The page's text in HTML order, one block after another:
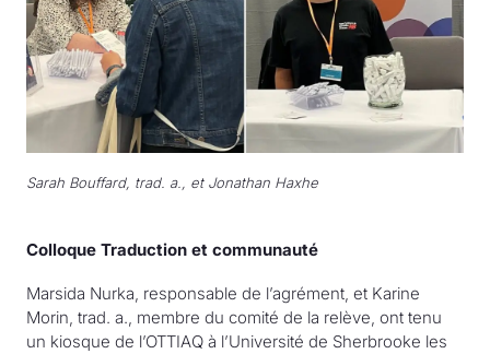
Sarah Bouffard, trad. a., et Jonathan Haxhe
Colloque Traduction et communauté
Marsida Nurka, responsable de l’agrément, et Karine
Morin, trad. a., membre du comité de la relève, ont tenu
un kiosque de l’OTTIAQ à l’Université de Sherbrooke les